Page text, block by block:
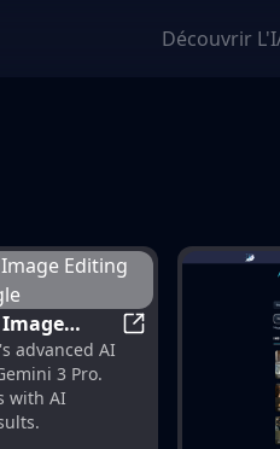
Découvrir
by Google
Nano Banana
advanced AI
3 Pro.
with AI